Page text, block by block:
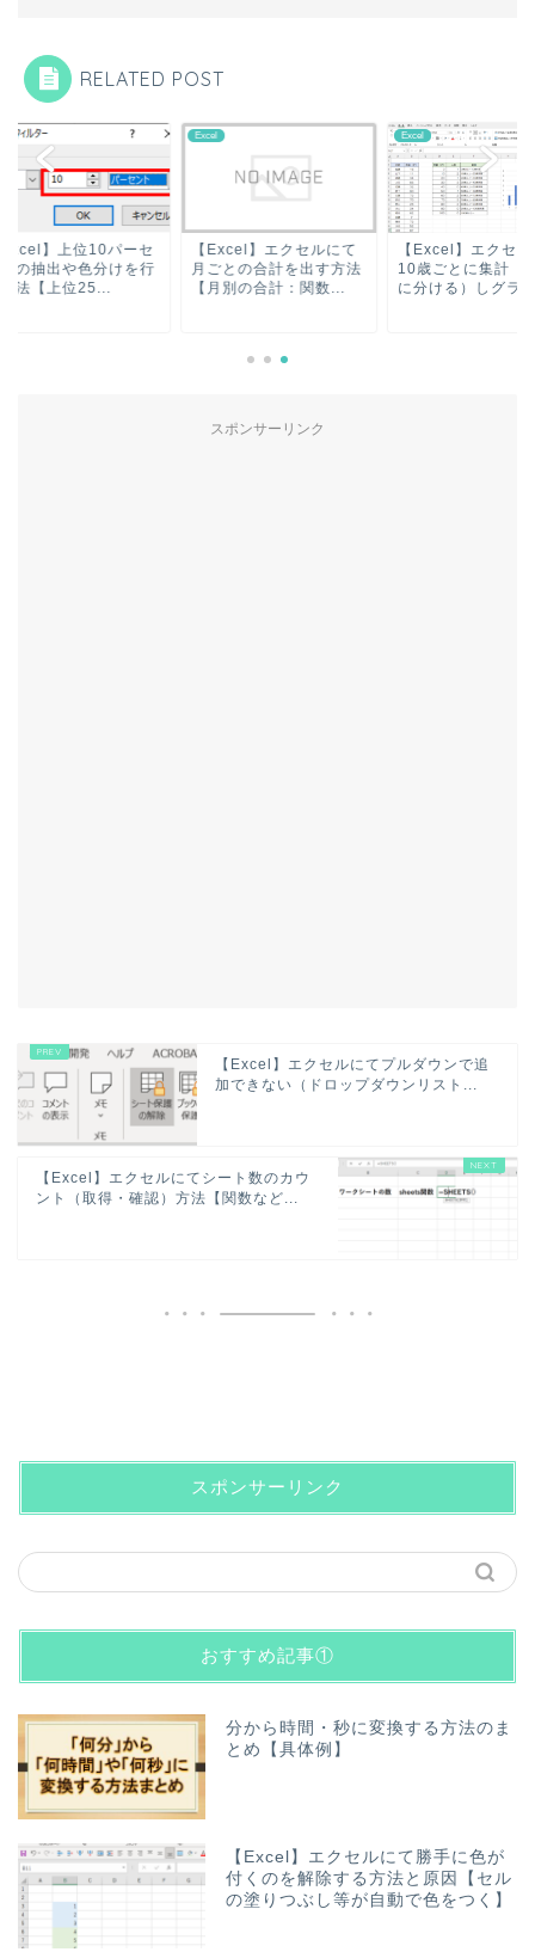
RELATED POST
】上位10パーセ
の抽出や色分けを行
法【上位25...
Excel
【Excel】エクセルにて
月ごとの合計を出す方法
【月別の合計：関数...
Excel
【Excel】エクセル
10歳ごとに集計（年
に分ける）しグラ...
スポンサーリンク
【Excel】エクセルにてプルダウンで追
加できない（ドロップダウンリスト...
【Excel】エクセルにてシート数のカウ
ント（取得・確認）方法【関数など...
スポンサーリンク
おすすめ記事①
分から時間・秒に変換する方法のま
とめ【具体例】
【Excel】エクセルにて勝手に色が
付くのを解除する方法と原因【セル
の塗りつぶし等が自動で色をつく】